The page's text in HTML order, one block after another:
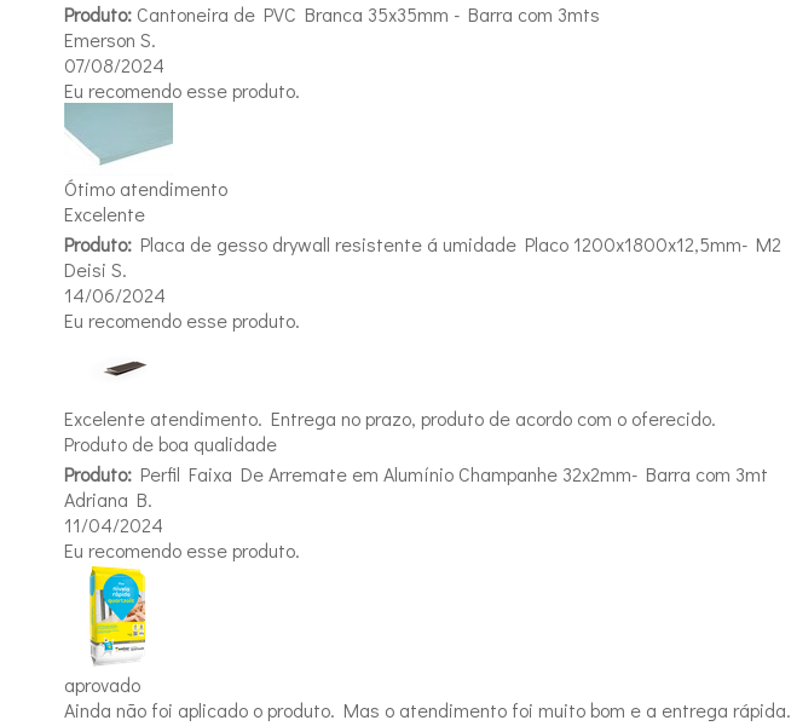
Produto:Cantoneira de PVC Branca 35x35mm - Barra com 3mts
Emerson S.
07/08/2024
Eu recomendo esse produto.
Ótimo atendimento
Excelente
Produto:Placa de gesso drywall resistente á umidade Placo 1200x1800x12,5mm- M2
Deisi S.
14/06/2024
Eu recomendo esse produto.
Excelente atendimento. Entrega no prazo, produto de acordo com o oferecido.
Produto de boa qualidade
Produto:Perfil Faixa De Arremate em Alumínio Champanhe 32x2mm- Barra com 3mt
Adriana B.
11/04/2024
Eu recomendo esse produto.
aprovado
Ainda não foi aplicado o produto. Mas o atendimento foi muito bom e a entrega rápida.